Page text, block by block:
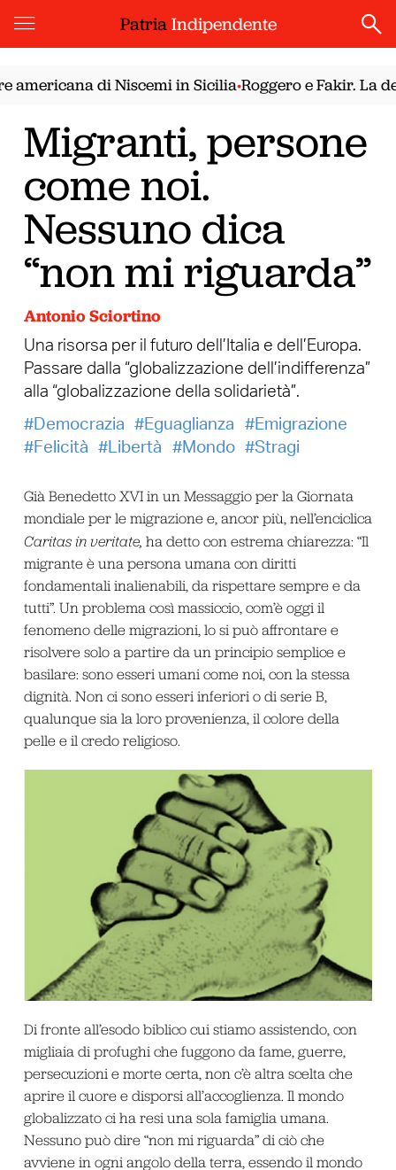
PatriaIndipendente
di Niscemi in Sicilia•Roggero e Fakir. La
Migranti, persone
come noi.
Nessuno dica
“non mi riguarda”
Antonio Sciortino
Una risorsa per il futuro dell’Italia e dell’Europa.
Passare dalla “globalizzazione dell’indifferenza”
alla “globalizzazione della solidarietà”.
Democrazia
Eguaglianza
Emigrazione
Felicità
Libertà Mondo Stragi
Già Benedetto XVI in un Messaggio per la Giornata
mondiale per le migrazione e, ancor più, nell’enciclica
Caritas in veritate, ha detto con estrema chiarezza: “Il
migrante è una persona umana con diritti
fondamentali inalienabili, da rispettare sempre e da
tutti”. Un problema così massiccio, com’è oggi il
fenomeno delle migrazioni, lo si può affrontare e
risolvere solo a partire da un principio semplice e
basilare: sono esseri umani come noi, con la stessa
dignità. Non ci sono esseri inferiori o di serie B,
qualunque sia la loro provenienza, il colore della
pelle e il credo religioso.
Di fronte all’esodo biblico cui stiamo assistendo, con
migliaia di profughi che fuggono da fame, guerre,
persecuzioni e morte certa, non c’è altra scelta che
aprire il cuore e disporsi all’accoglienza. Il mondo
globalizzato ci ha resi una sola famiglia umana.
Nessuno può dire “non mi riguarda” di ciò che
avviene in ogni angolo della terra, essendo il mondo